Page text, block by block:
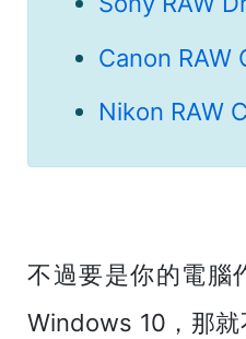
Canon RAW
Nikon RAW
不過要是你的電腦
Windows 10，那就